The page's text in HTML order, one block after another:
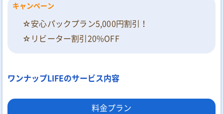
キャンペーン
☆安心パックプラン5,000円割引！
☆リビーター割引20%OFF
ワンナップLIFEのサービス内容
料金プラン